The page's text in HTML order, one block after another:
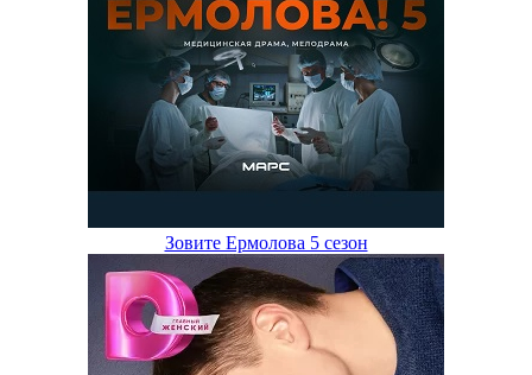
Зовите Ермолова 5 сезон